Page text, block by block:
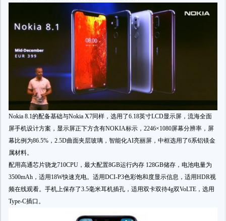
Nokia 8.1的配备基础与Nokia X7同样，选用了6.18英寸LCD显示屏，流海全面
屏手机设计方案，显示屏正下方含有NOKIA标示，2246×1080屏幕分辨率，屏
幕比例为86.5%，2.5D曲面夹层玻璃，智能化AI亮丽屏，中框选用了6系铝镁金
属材料。
配用高通芯片骁龙710CPU，最大配置8GB运行内存 128GB储存，电池电量为
3500mAh，适用18W快速充电。适用DCI-P3色彩饱和度显示信息，适用HDR视
频在线观看。手机上保存了3.5毫米耳机插孔，适用双卡双待4g双VoLTE，选用
Type-C插口。